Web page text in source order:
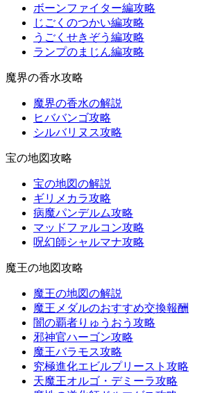
ボーンファイター編攻略
じごくのつかい編攻略
うごくせきぞう編攻略
ランプのまじん編攻略
魔界の香水攻略
魔界の香水の解説
ヒババンゴ攻略
シルバリヌス攻略
宝の地図攻略
宝の地図の解説
ギリメカラ攻略
病魔パンデルム攻略
マッドファルコン攻略
呪幻師シャルマナ攻略
魔王の地図攻略
魔王の地図の解説
魔王メダルのおすすめ交換報酬
闇の覇者りゅうおう攻略
邪神官ハーゴン攻略
魔王バラモス攻略
究極進化エビルプリースト攻略
天魔王オルゴ・デミーラ攻略